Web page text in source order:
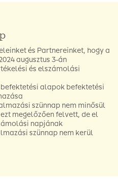
és Partnereinket, hogy a
augusztus 3-án
és elszámolási
alapok befektetési
szünnap nem minősül
megelőzően felvett, de el
napjának
szünnap nem kerül